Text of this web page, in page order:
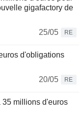
gigafactory de
25/05
RE
d'obligations
20/05
RE
35 millions d'euros